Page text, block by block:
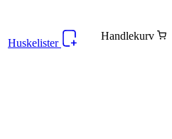
Huskelister
Handlekurv